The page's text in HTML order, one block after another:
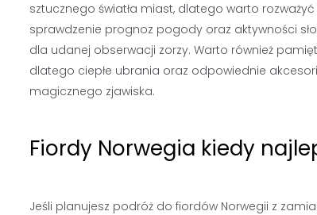
sztucznego światła miast, dlatego warto
sprawdzenie prognoz pogody oraz aktywności
dla udanej obserwacji zorzy. Warto również
dlatego ciepłe ubrania oraz odpowiednie
magicznego zjawiska.
Fiordy Norwegia kiedy
Jeśli planujesz podróż do fiordów Norwegii z